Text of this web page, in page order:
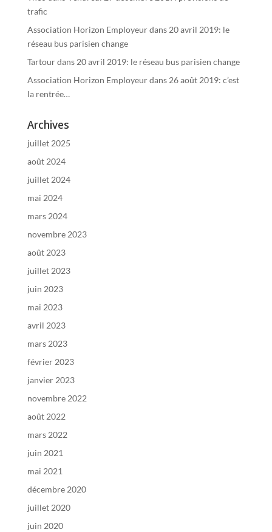
trafic
Association Horizon Employeurdans 20 avril 2019: le
réseau bus parisien change
Tartourdans 20 avril 2019: le réseau bus parisien change
Association Horizon Employeurdans 26 août 2019: c’est
la rentrée…
Archives
juillet 2025
août 2024
juillet 2024
mai 2024
mars 2024
novembre 2023
août 2023
juillet 2023
juin 2023
mai 2023
avril 2023
mars 2023
février 2023
janvier 2023
novembre 2022
août 2022
mars 2022
juin 2021
mai 2021
décembre 2020
juillet 2020
juin 2020